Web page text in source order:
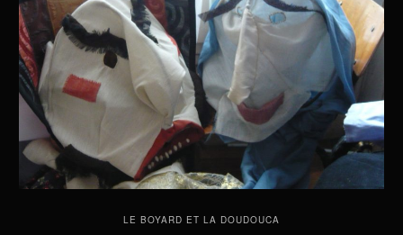
LE BOYARD ET LA DOUDOUCA